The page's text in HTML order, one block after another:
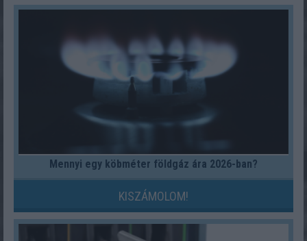
Mennyi egy köbméter földgáz ára 2026-ban?
KISZÁMOLOM!